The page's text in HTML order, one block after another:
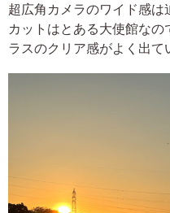
超広角カメラのワイド感
カットはとある大使館な
ラスのクリア感がよく出て